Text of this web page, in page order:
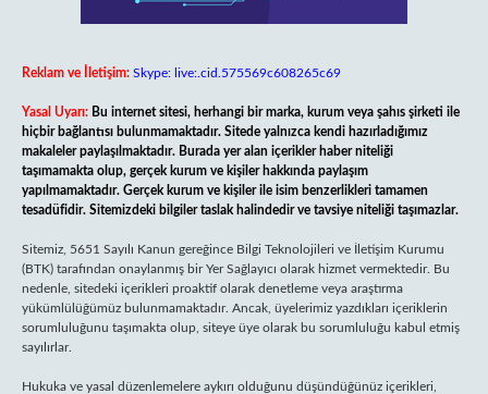
Reklam ve İletişim: Skype: live:.cid.575569c608265c69
Yasal Uyarı: Bu internet sitesi, herhangi bir marka, kurum veya şahıs şirketi ile
hiçbir bağlantısı bulunmamaktadır. Sitede yalnızca kendi hazırladığımız
makaleler paylaşılmaktadır. Burada yer alan içerikler haber niteliği
taşımamakta olup, gerçek kurum ve kişiler hakkında paylaşım
yapılmamaktadır. Gerçek kurum ve kişiler ile isim benzerlikleri tamamen
tesadüfidir. Sitemizdeki bilgiler taslak halindedir ve tavsiye niteliği taşımazlar.
Sitemiz, 5651 Sayılı Kanun gereğince Bilgi Teknolojileri ve İletişim Kurumu
(BTK) tarafından onaylanmış bir Yer Sağlayıcı olarak hizmet vermektedir. Bu
nedenle, sitedeki içerikleri proaktif olarak denetleme veya araştırma
yükümlülüğümüz bulunmamaktadır. Ancak, üyelerimiz yazdıkları içeriklerin
sorumluluğunu taşımakta olup, siteye üye olarak bu sorumluluğu kabul etmiş
sayılırlar.
Hukuka ve yasal düzenlemelere aykırı olduğunu düşündüğünüz içerikleri,